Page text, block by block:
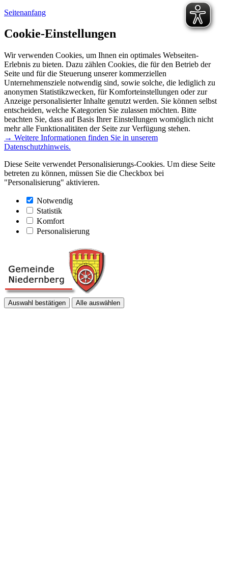
Seitenanfang
Cookie-Einstellungen
Wir verwenden Cookies, um Ihnen ein optimales Webseiten-
Erlebnis zu bieten. Dazu zählen Cookies, die für den Betrieb der
Seite und für die Steuerung unserer kommerziellen
Unternehmensziele notwendig sind, sowie solche, die lediglich zu
anonymen Statistikzwecken, für Komforteinstellungen oder zur
Anzeige personalisierter Inhalte genutzt werden. Sie können selbst
entscheiden, welche Kategorien Sie zulassen möchten. Bitte
beachten Sie, dass auf Basis Ihrer Einstellungen womöglich nicht
mehr alle Funktionalitäten der Seite zur Verfügung stehen.
→ Weitere Informationen finden Sie in unserem
Datenschutzhinweis.
Diese Seite verwendet Personalisierungs-Cookies. Um diese Seite
betreten zu können, müssen Sie die Checkbox bei
"Personalisierung" aktivieren.
Notwendig
Statistik
Komfort
Personalisierung
Auswahl bestätigen Alle auswählen